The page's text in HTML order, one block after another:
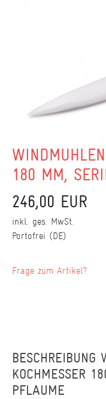
180 MM,
246,00 EUR
inkl. ges. MwSt.
Portofrei (DE)
Frage zum Artikel?
BESCHREIBUNG
KOCHMESSER
PFLAUME